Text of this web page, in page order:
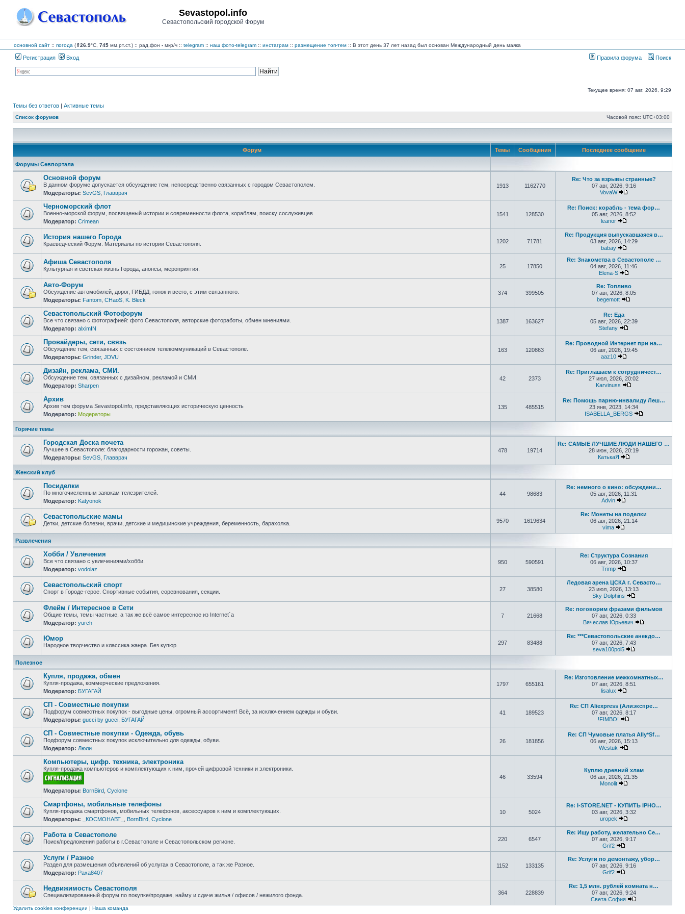
Sevastopol.info
Севастопольский городской Форум
основной сайт :: погода (⇑26.9°C, 745 мм.рт.ст.) :: рад.фон - мкр/ч :: telegram :: наш фото-telegram :: инстаграм :: размещение топ-тем :: В этот день 37 лет назад был основан Международный день маяка
Регистрация Вход Правила форума Поиск
Текущее время: 07 авг, 2026, 9:29
Темы без ответов | Активные темы
Список форумов Часовой пояс: UTC+03:00
Форум Темы Сообщения Последнее сообщение
Форумы Севпортала
Нет
непрочитанных
сообщений
Основной форум
В данном форуме допускается обсуждение тем, непосредственно связанных с городом Севастополем.
Модераторы: SevGS Главврач
1913 1162770
Re: Что за взрывы странные?
07 авг, 2026, 9:16
VovaW
Нет
непрочитанных
сообщений
Черноморский флот
Военно-морской форум, посвященый истории и современности флота, кораблям, поиску сослуживцев
Модератор: Crimean
1541 128530
Re: Поиск: корабль - тема фор…
05 авг, 2026, 8:52
leanor
непрочитанных
сообщений
История нашего Города
Краеведческий Форум. Материалы по истории Севастополя. 1202 71781
Re: Продукция выпускавшаяся в…
03 авг, 2026, 14:29
babay
Перейти к
непрочитанных
сообщений
Афиша Севастополя
Культурная и светская жизнь Города, анонсы, мероприятия. 25 17850
Re: Знакомства в Севастополе …
04 авг, 2026, 11:46
Elena-S
Перейти к
Нет
непрочитанных
сообщений
Авто-Форум
Обсуждение автомобилей, дорог, ГИБДД, гонок и всего, с этим связанного.
Модераторы: Fantom CHaoS K. Bleck
374 399505
Re: Топливо
07 авг, 2026, 8:05
begemott
Нет
непрочитанных
сообщений
Севастопольский Фотофорум
Все что связано с фотографией: фото Севастополя, авторские фотоработы, обмен мнениями.
Модератор: alximIN
1387 163627
Re: Еда
05 авг, 2026, 22:39
Stefany
Нет
непрочитанных
сообщений
Провайдеры, сети, связь
Обсуждение тем, связанных с состоянием телекоммуникаций в Севастополе.
Модераторы: Grinder, JDVU
163 120863
Re: Проводной Интернет при на…
06 авг, 2026, 19:45
aaz10
Нет
непрочитанных
сообщений
Дизайн, реклама, СМИ.
Обсуждение тем, связанных с дизайном, рекламой и СМИ.
Модератор: Sharpen
42 2373
Re: Приглашаем к сотрудничест…
27 июл, 2026, 20:02
Karvinuss
Нет
непрочитанных
сообщений
Архив
Архив тем форума Sevastopol.info, представляющих историческую ценность
Модератор: Модераторы
135 485515
Re: Помощь парню-инвалиду Леш…
23 янв, 2023, 14:34
ISABELLA_BERGS
Горячие темы
Нет
непрочитанных
сообщений
Городская Доска почета
Лучшее в Севастополе: благодарности горожан, советы.
Модераторы: SevGS Главврач
478 19714
Re: САМЫЕ ЛУЧШИЕ ЛЮДИ НАШЕГО …
28 июн, 2026, 20:19
КатькаЯ
Женский клуб
Нет
непрочитанных
сообщений
Посиделки
По многочисленным заявкам телезрителей.
Модератор: Katyonok
44 98683
Re: немного о кино: обсуждени…
05 авг, 2026, 11:31
Advin
непрочитанных
сообщений
Севастопольские мамы
Детки, детские болезни, врачи, детские и медицинские учреждения, беременность, барахолка. 9570 1619634
Re: Монеты на поделки
06 авг, 2026, 21:14
vima
Перейти к
Развлечения
Нет
непрочитанных
сообщений
Хобби / Увлечения
Все что связано с увлечениями/хобби.
Модератор: vodolaz
950 590591
Re: Структура Сознания
06 авг, 2026, 10:37
Trimp
непрочитанных
сообщений
Севастопольский спорт
Спорт в Городе-герое. Спортивные события, соревнования, секции. 27 38580
Ледовая арена ЦСКА г. Севасто…
23 июл, 2026, 13:13
Sky Dolphins
Перейти к
Нет
непрочитанных
сообщений
Флейм / Интересное в Cети
Общие темы, темы частные, а так же всё самое интересное из Internet`а
Модератор: yurch
7 21668
Re: поговорим фразами фильмов
07 авг, 2026, 0:33
Вячеслав Юрьевич
непрочитанных
сообщений
Юмор
Народное творчество и классика жанра. Без купюр. 297 83488
Re: ***Севастопольские анекдо…
07 авг, 2026, 7:43
seva100pol5
Перейти к
Полезное
Нет
непрочитанных
сообщений
Купля, продажа, обмен
Купля-продажа, коммерческие предложения.
Модератор: БУГАГАЙ
1797 655161
Re: Изготовление межкомнатных…
07 авг, 2026, 8:51
lisalux
Нет
непрочитанных
сообщений
СП - Совместные покупки
Подфорум совместных покупок - выгодные цены, огромный ассортимент! Всё, за исключением одежды и обуви.
Модераторы: gucci by gucci БУГАГАЙ
41 189523
Re: СП Aliexpress (Алиэкспре…
07 авг, 2026, 8:17
!FIMBO!
Нет
непрочитанных
сообщений
СП - Совместные покупки - Одежда, обувь
Подфорум совместных покупок исключительно для одежды, обуви.
Модератор: Люли
26 181856
Re: СП Чумовые платья Ally*Sf…
06 авг, 2026, 15:13
Westuk
Нет
непрочитанных
Компьютеры, цифр. техника, электроника
Купля-продажа компьютеров и комплектующих к ним, прочей цифровой техники и электроники.
Модераторы: BornBird Cyclone
46 33594
Куплю древний хлам
06 авг, 2026, 21:35
Monolit
Нет
непрочитанных
сообщений
Смартфоны, мобильные телефоны
Купля-продажа смартфонов, мобильных телефонов, аксессуаров к ним и комплектующих.
Модераторы:
_КОСМОНАВТ_ BornBird Cyclone
10 5024
Re: I-STORE.NET - КУПИТЬ IPHO…
03 авг, 2026, 3:32
uropek
непрочитанных
сообщений
Работа в Севастополе
Поиск/предложения работы в г.Севастополе и Севастопольском регионе. 220 6547
Re: Ищу работу, желательно Се…
07 авг, 2026, 9:17
Grif2
Перейти к
Нет
непрочитанных
сообщений
Услуги / Разное
Раздел для размещения объявлений об услугах в Севастополе, а так же Разное.
Модератор: Paxa8407
1152 133135
Re: Услуги по демонтажу, убор…
07 авг, 2026, 9:16
Grif2
непрочитанных
сообщений
Недвижимость Севастополя
Специализированный форум по покупке/продаже, найму и сдаче жилья / офисов / нежилого фонда. 364 228839
Re: 1,5 млн. рублей комната н…
07 авг, 2026, 9:24
Света София
Перейти к
Удалить cookies конференции | Наша команда